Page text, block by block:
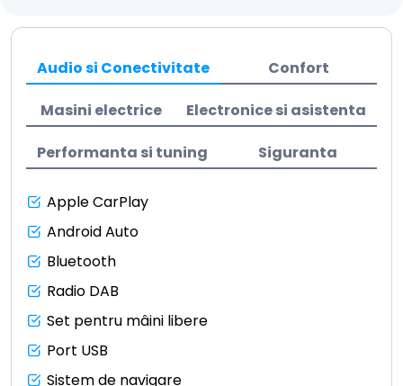
Audio si Conectivitate Confort
Masini electrice Electronice si asistenta
Performanta si tuning Siguranta
Apple CarPlay
Android Auto
Bluetooth
Radio DAB
Set pentru mâini libere
Port USB
Sistem de navigare